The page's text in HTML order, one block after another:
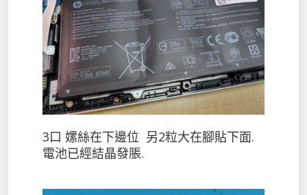
3口 嫘絲在下邊位 另2粒大在腳貼下面.
電池已經結晶發脹.